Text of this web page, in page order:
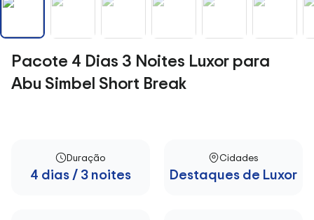
Pacote 4 Dias 3 Noites Luxor para
Abu Simbel Short Break
Duração
4 dias / 3 noites
Cidades
Destaques de Luxor